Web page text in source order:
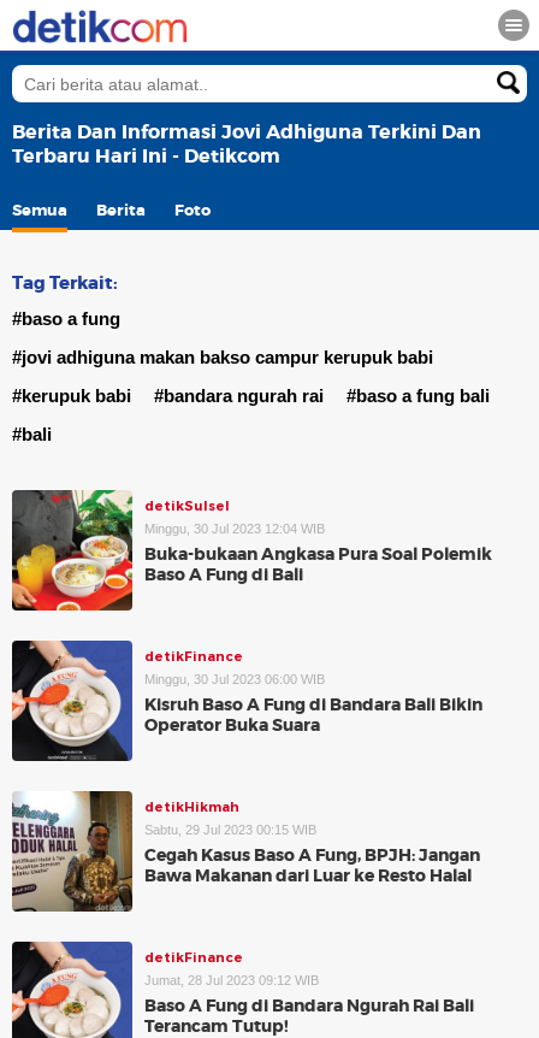
Berita Dan Informasi Jovi Adhiguna Terkini Dan
Terbaru Hari Ini - Detikcom
Semua Berita Foto
Tag Terkait:
#baso a fung
#jovi adhiguna makan bakso campur kerupuk babi
#kerupuk babi
#bandara ngurah rai
#baso a fung bali
#bali
detikSulsel
Minggu, 30 Jul 2023 12:04 WIB
Buka-bukaan Angkasa Pura Soal Polemik
Baso A Fung di Bali
detikFinance
Minggu, 30 Jul 2023 06:00 WIB
Kisruh Baso A Fung di Bandara Bali Bikin
Operator Buka Suara
detikHikmah
Sabtu, 29 Jul 2023 00:15 WIB
Cegah Kasus Baso A Fung, BPJH: Jangan
Bawa Makanan dari Luar ke Resto Halal
detikFinance
Jumat, 28 Jul 2023 09:12 WIB
Baso A Fung di Bandara Ngurah Rai Bali
Terancam Tutup!